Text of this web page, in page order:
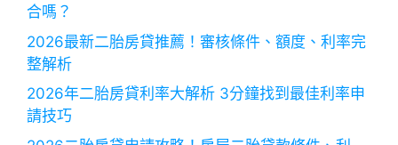
合嗎？
2026最新二胎房貸推薦！審核條件、額度、利率完
整解析
2026年二胎房貸利率大解析 3分鐘找到最佳利率申
請技巧